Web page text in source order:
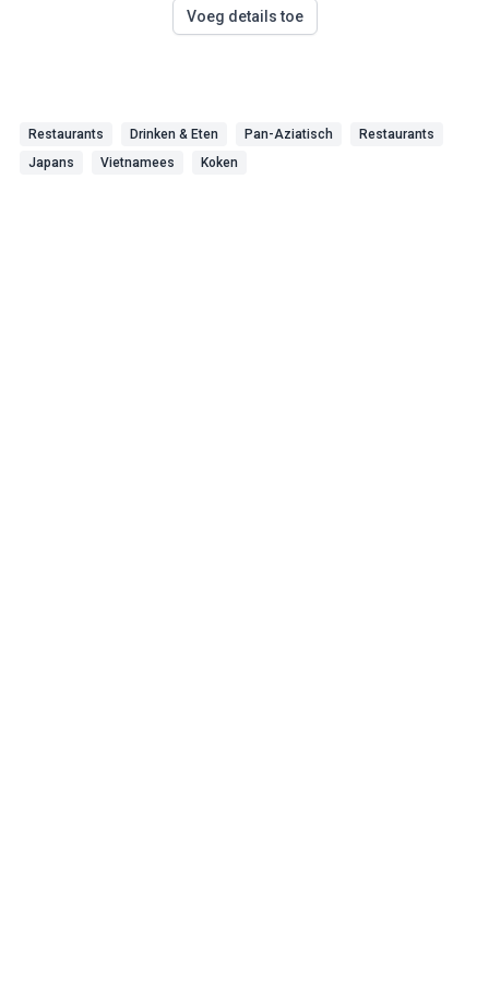
Voeg details toe
Restaurants Drinken & Eten Pan-Aziatisch
Restaurants
Japans
Vietnamees Koken